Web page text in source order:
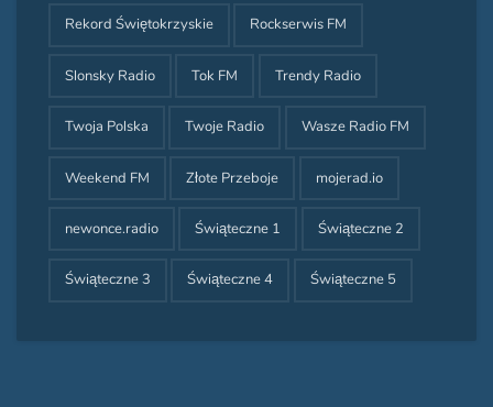
Rekord Świętokrzyskie Rockserwis FM
Slonsky Radio Tok FM Trendy Radio
Twoja Polska Twoje Radio Wasze Radio FM
Weekend FM Złote Przeboje mojerad.io
newonce.radio Świąteczne 1 Świąteczne 2
Świąteczne 3 Świąteczne 4 Świąteczne 5